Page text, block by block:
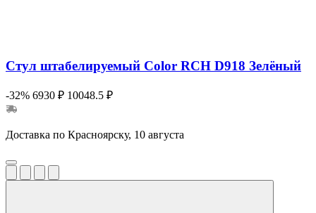
Стул штабелируемый Color RCH D918 Зелёный
-32% 6930 ₽ 10048.5 ₽
Доставка по Красноярску, 10 августа